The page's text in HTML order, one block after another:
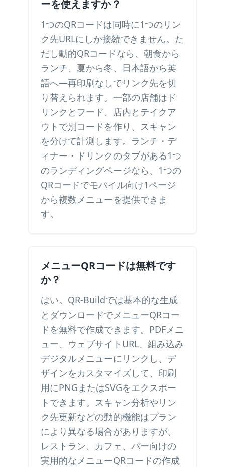
ーを使えますか？
1つのQRコードは同時に1つのリン
ク先URLにしか接続できません。た
だし動的QRコードなら、朝食から
ランチ、夏から冬、日本語から英
語へ—再印刷なしでリンク先を切
り替えられます。一部の店舗はド
リンクとフード、店内とテイクア
ウトで別コードを作り、スキャン
を分けて計測します。ランチ・デ
ィナー・ドリンクのタブがある1つ
のランディングページなら、1つの
QRコードでモバイル向け1ページ
から複数メニューを提供できま
す。
メニューQRコードは無料です
か？
はい。QR-Buildでは基本的な生成
とダウンロードでメニューQRコー
ドを無料で作成できます。PDFメニ
ュー、ウェブサイトURL、組み込み
デジタルメニューにリンクし、デ
ザインをカスタマイズして、印刷
用にPNGまたはSVGをエクスポー
トできます。スキャン分析やリン
ク先更新などの動的機能はプラン
により異なる場合がありますが、
レストラン、カフェ、バー向けの
実用的なメニューQRコードの作成